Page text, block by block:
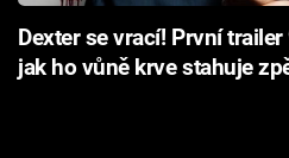
Dexter se vrací! První
jak ho vůně krve stahuje